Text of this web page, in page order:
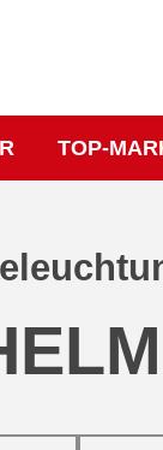
TOP-